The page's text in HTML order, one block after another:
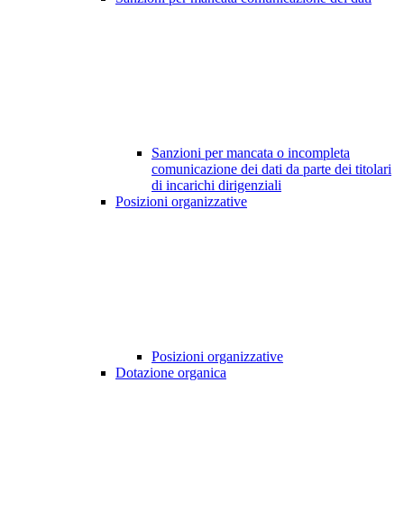
Sanzioni per mancata o incompleta
comunicazione dei dati da parte dei titolari
di incarichi dirigenziali
Posizioni organizzative
Posizioni organizzative
Dotazione organica